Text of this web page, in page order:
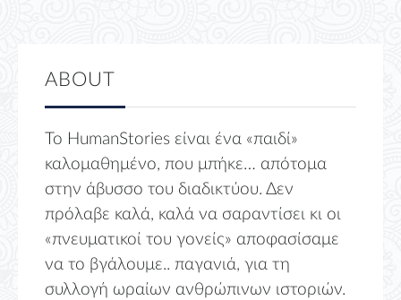
ABOUT
Το HumanStories είναι ένα «παιδί»
καλομαθημένο, που μπήκε… απότομα
στην άβυσσο του διαδικτύου. Δεν
πρόλαβε καλά, καλά να σαραντίσει κι οι
«πνευματικοί του γονείς» αποφασίσαμε
να το βγάλουμε.. παγανιά, για τη
συλλογή ωραίων ανθρώπινων ιστοριών.